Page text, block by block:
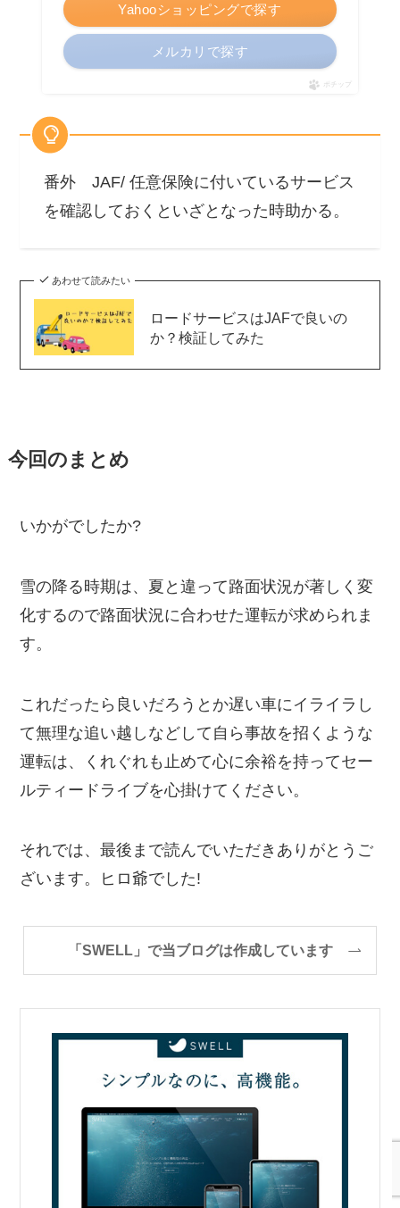
Yahooショッピングで探す
メルカリで探す
ポチップ
番外 JAF/ 任意保険に付いているサービス
を確認しておくといざとなった時助かる。
あわせて読みたい
ロードサービスはJAFで良いの
か？検証してみた
今回のまとめ
いかがでしたか?
雪の降る時期は、夏と違って路面状況が著しく変
化するので路面状況に合わせた運転が求められま
す。
これだったら良いだろうとか遅い車にイライラし
て無理な追い越しなどして自ら事故を招くような
運転は、くれぐれも止めて心に余裕を持ってセー
ルティードライブを心掛けてください。
それでは、最後まで読んでいただきありがとうご
ざいます。ヒロ爺でした!
「SWELL」で当ブログは作成しています